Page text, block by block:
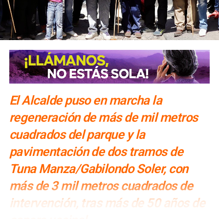
El Alcalde puso en marcha la
regeneración de más de mil metros
cuadrados del parque y la
pavimentación de dos tramos de
Tuna Manza/Gabilondo Soler, con
más de 3 mil metros cuadrados de
intervención, tras más de 50 años de